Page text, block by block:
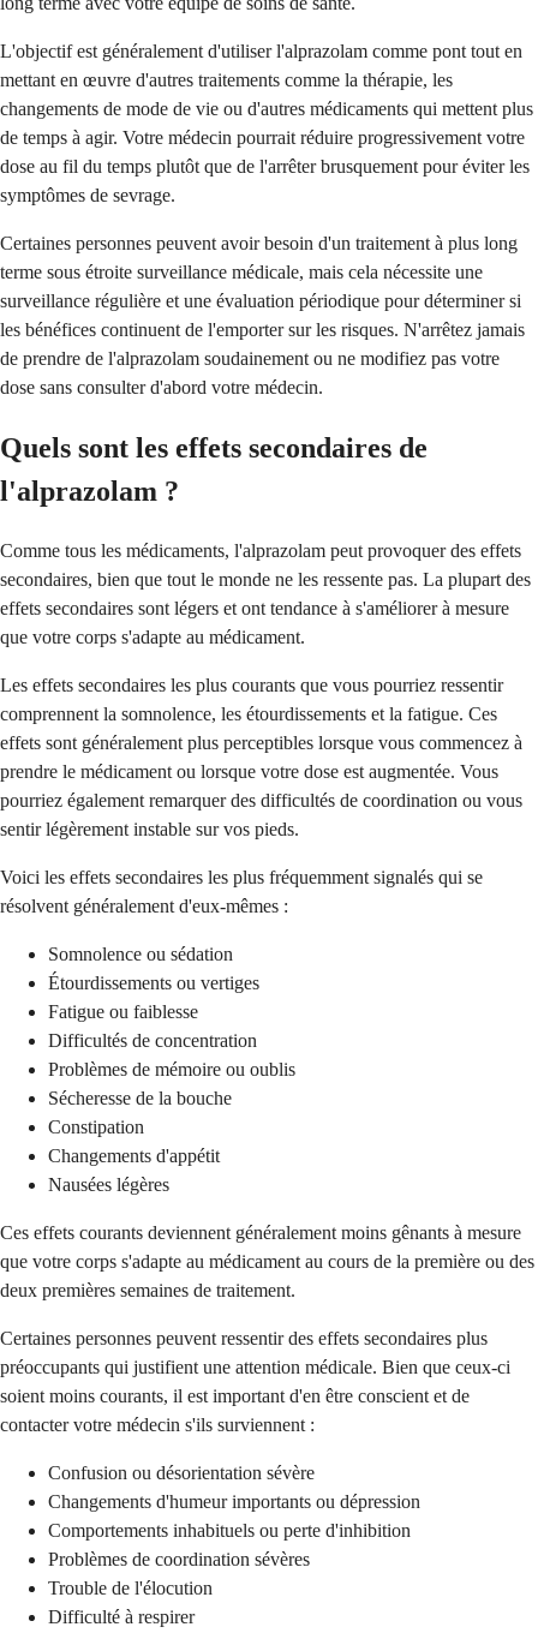
L'objectif est généralement d'utiliser l'alprazolam comme pont tout en
mettant en œuvre d'autres traitements comme la thérapie, les
changements de mode de vie ou d'autres médicaments qui mettent plus
de temps à agir. Votre médecin pourrait réduire progressivement votre
dose au fil du temps plutôt que de l'arrêter brusquement pour éviter les
symptômes de sevrage.
Certaines personnes peuvent avoir besoin d'un traitement à plus long
terme sous étroite surveillance médicale, mais cela nécessite une
surveillance régulière et une évaluation périodique pour déterminer si
les bénéfices continuent de l'emporter sur les risques. N'arrêtez jamais
de prendre de l'alprazolam soudainement ou ne modifiez pas votre
dose sans consulter d'abord votre médecin.
Quels sont les effets secondaires de
l'alprazolam ?
Comme tous les médicaments, l'alprazolam peut provoquer des effets
secondaires, bien que tout le monde ne les ressente pas. La plupart des
effets secondaires sont légers et ont tendance à s'améliorer à mesure
que votre corps s'adapte au médicament.
Les effets secondaires les plus courants que vous pourriez ressentir
comprennent la somnolence, les étourdissements et la fatigue. Ces
effets sont généralement plus perceptibles lorsque vous commencez à
prendre le médicament ou lorsque votre dose est augmentée. Vous
pourriez également remarquer des difficultés de coordination ou vous
sentir légèrement instable sur vos pieds.
Voici les effets secondaires les plus fréquemment signalés qui se
résolvent généralement d'eux-mêmes :
Somnolence ou sédation
Étourdissements ou vertiges
Fatigue ou faiblesse
Difficultés de concentration
Problèmes de mémoire ou oublis
Sécheresse de la bouche
Constipation
Changements d'appétit
Nausées légères
Ces effets courants deviennent généralement moins gênants à mesure
que votre corps s'adapte au médicament au cours de la première ou des
deux premières semaines de traitement.
Certaines personnes peuvent ressentir des effets secondaires plus
préoccupants qui justifient une attention médicale. Bien que ceux-ci
soient moins courants, il est important d'en être conscient et de
contacter votre médecin s'ils surviennent :
Confusion ou désorientation sévère
Changements d'humeur importants ou dépression
Comportements inhabituels ou perte d'inhibition
Problèmes de coordination sévères
Trouble de l'élocution
Difficulté à respirer